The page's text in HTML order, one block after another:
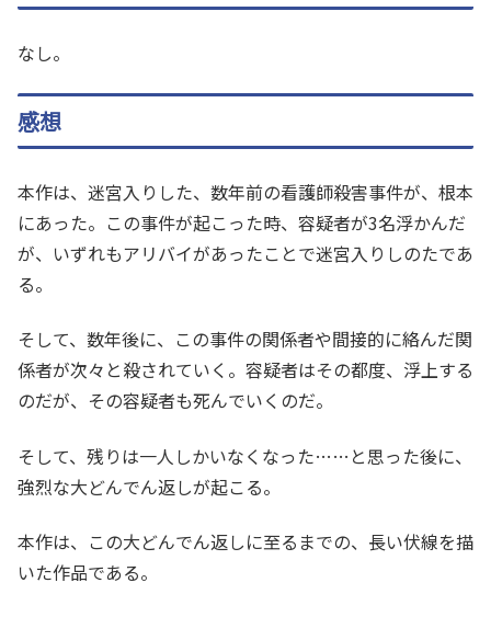
なし。
感想
本作は、迷宮入りした、数年前の看護師殺害事件が、根本
にあった。この事件が起こった時、容疑者が3名浮かんだ
が、いずれもアリバイがあったことで迷宮入りしのたであ
る。
そして、数年後に、この事件の関係者や間接的に絡んだ関
係者が次々と殺されていく。容疑者はその都度、浮上する
のだが、その容疑者も死んでいくのだ。
そして、残りは一人しかいなくなった……と思った後に、
強烈な大どんでん返しが起こる。
本作は、この大どんでん返しに至るまでの、長い伏線を描
いた作品である。